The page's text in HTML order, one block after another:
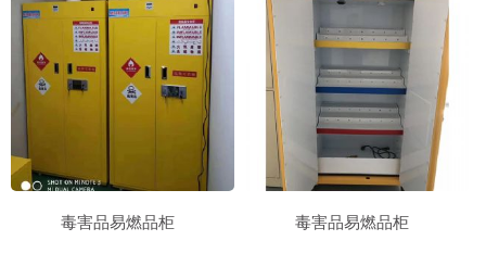
毒害品易燃品柜 毒害品易燃品柜